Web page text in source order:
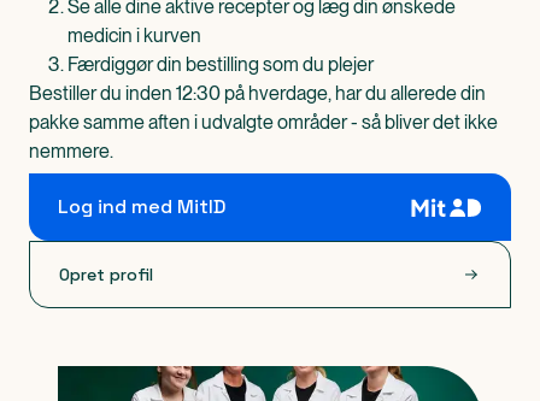
Se alle dine aktive recepter og læg din ønskede
medicin i kurven
Færdiggør din bestilling som du plejer
Bestiller du inden 12:30 på hverdage, har du allerede din
pakke samme aften i udvalgte områder - så bliver det ikke
nemmere.
Log ind med MitID
Opret profil